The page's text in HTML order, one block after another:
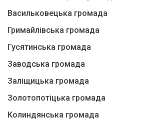
Васильковецька громада
Гримайлівська громада
Гусятинська громада
Заводська громада
Заліщицька громада
Золотопотіцька громада
Колиндянська громада